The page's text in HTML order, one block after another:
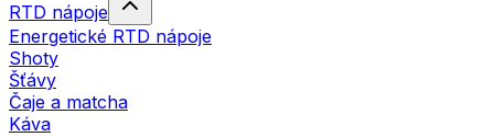
RTD nápoje
Energetické RTD nápoje
Shoty
Šťávy
Čaje a matcha
Káva